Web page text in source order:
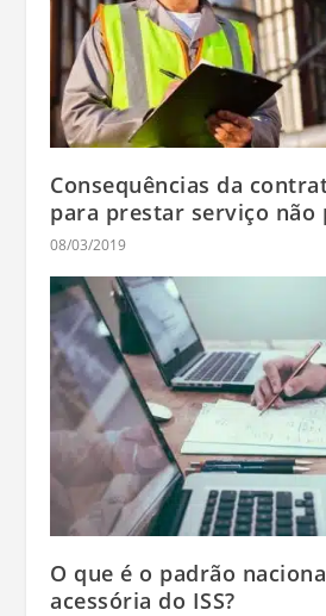
Consequências da
para prestar serviço não
08/03/2019
O que é o padrão
acessória do ISS?